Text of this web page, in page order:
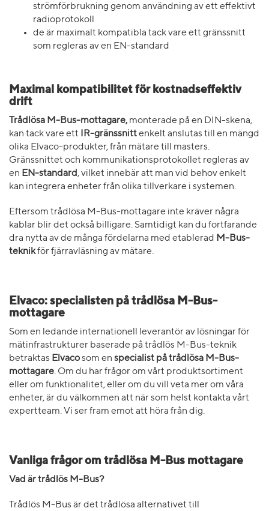
strömförbrukning genom användning av ett effektivt
radioprotokoll
de är maximalt kompatibla tack vare ett gränssnitt
som regleras av en EN-standard
Maximal kompatibilitet för kostnadseffektiv
drift
Trådlösa M-Bus-mottagare, monterade på en DIN-skena,
kan tack vare ett IR-gränssnittenkelt anslutas till en mängd
olika Elvaco-produkter, från mätare till masters.
Gränssnittet och kommunikationsprotokollet regleras av
en EN-standard, vilket innebär att man vid behov enkelt
kan integrera enheter från olika tillverkare i systemen.
Eftersom trådlösa M-Bus-mottagare inte kräver några
kablar blir det också billigare. Samtidigt kan du fortfarande
dra nytta av de många fördelarna med etablerad M-Bus-
teknikför fjärravläsning av mätare.
Elvaco: specialisten på trådlösa M-Bus-
mottagare
Som en ledande internationell leverantör av lösningar för
mätinfrastrukturer baserade på trådlös M-Bus-teknik
betraktas Elvacosom en specialist på trådlösa M-Bus-
mottagare. Om du har frågor om vårt produktsortiment
eller om funktionalitet, eller om du vill veta mer om våra
enheter, är du välkommen att när som helst kontakta vårt
expertteam. Vi ser fram emot att höra från dig.
Vanliga frågor om trådlösa M-Bus mottagare
Vad är trådlös M-Bus?
Trådlös M-Bus är det trådlösa alternativet till